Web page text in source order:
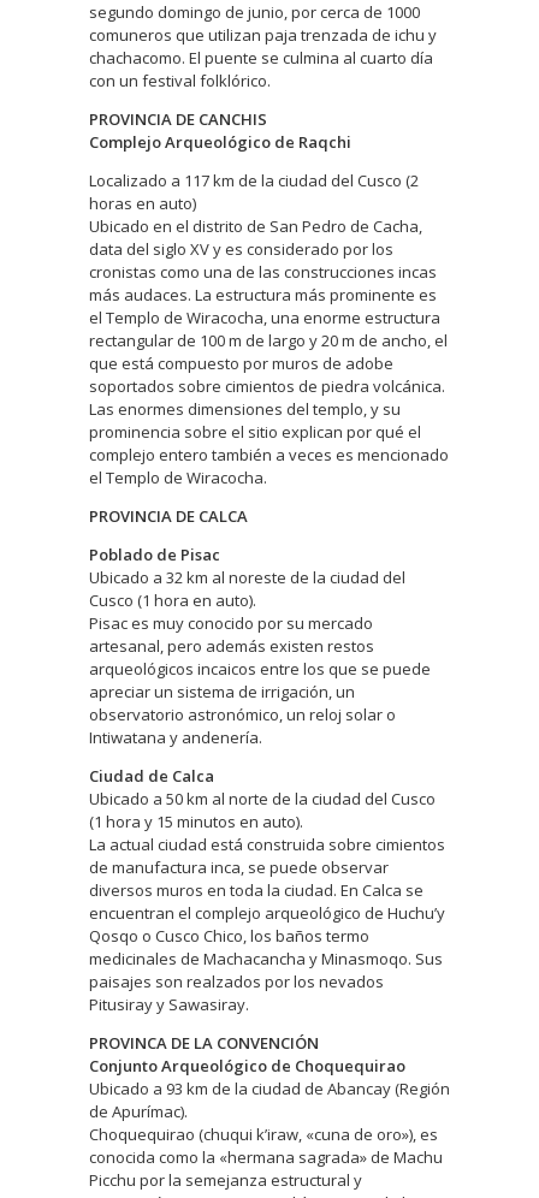
segundo domingo de junio, por cerca de 1000
comuneros que utilizan paja trenzada de ichu y
chachacomo. El puente se culmina al cuarto día
con un festival folklórico.
PROVINCIA DE CANCHIS
Complejo Arqueológico de Raqchi
Localizado a 117 km de la ciudad del Cusco (2
horas en auto)
Ubicado en el distrito de San Pedro de Cacha,
data del siglo XV y es considerado por los
cronistas como una de las construcciones incas
más audaces. La estructura más prominente es
el Templo de Wiracocha, una enorme estructura
rectangular de 100 m de largo y 20 m de ancho, el
que está compuesto por muros de adobe
soportados sobre cimientos de piedra volcánica.
Las enormes dimensiones del templo, y su
prominencia sobre el sitio explican por qué el
complejo entero también a veces es mencionado
el Templo de Wiracocha.
PROVINCIA DE CALCA
Poblado de Pisac
Ubicado a 32 km al noreste de la ciudad del
Cusco (1 hora en auto).
Pisac es muy conocido por su mercado
artesanal, pero además existen restos
arqueológicos incaicos entre los que se puede
apreciar un sistema de irrigación, un
observatorio astronómico, un reloj solar o
Intiwatana y andenería.
Ciudad de Calca
Ubicado a 50 km al norte de la ciudad del Cusco
(1 hora y 15 minutos en auto).
La actual ciudad está construida sobre cimientos
de manufactura inca, se puede observar
diversos muros en toda la ciudad. En Calca se
encuentran el complejo arqueológico de Huchu’y
Qosqo o Cusco Chico, los baños termo
medicinales de Machacancha y Minasmoqo. Sus
paisajes son realzados por los nevados
Pitusiray y Sawasiray.
PROVINCA DE LA CONVENCIÓN
Conjunto Arqueológico de Choquequirao
Ubicado a 93 km de la ciudad de Abancay (Región
de Apurímac).
Choquequirao (chuqui k’iraw, «cuna de oro»), es
conocida como la «hermana sagrada» de Machu
Picchu por la semejanza estructural y